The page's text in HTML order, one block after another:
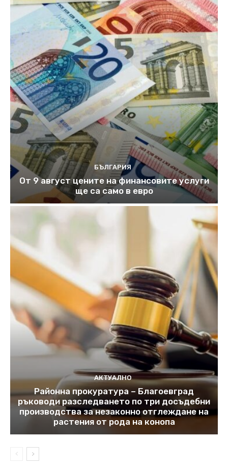
БЪЛГАРИЯ
От 9 август цените на финансовите услуги
ще са само в евро
АКТУАЛНО
Районна прокуратура – Благоевград
ръководи разследването по три досъдебни
производства за незаконно отглеждане на
растения от рода на конопа